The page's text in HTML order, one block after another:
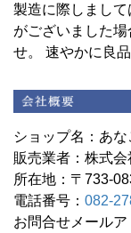
製造に際しまし
がございました
せ。 速やかに良
ショップ名：あ
販売業者：株式
所在地：〒733-
電話番号： 082-
お問合せメールア